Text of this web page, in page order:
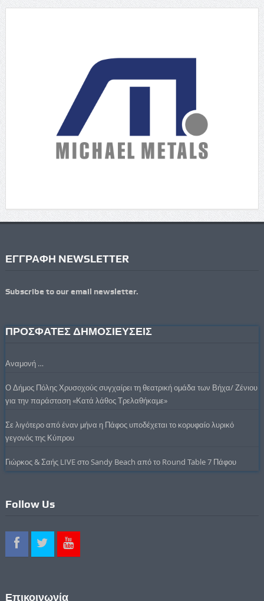
ΕΓΓΡΑΦΗ NEWSLETTER
Subscribe to our email newsletter.
ΠΡΟΣΦΑΤΕΣ ΔΗΜΟΣΙΕΥΣΕΙΣ
Αναμονή …
Ο Δήμος Πόλης Χρυσοχούς συγχαίρει τη θεατρική ομάδα των Βήχα/ Ζένιου
για την παράσταση «Κατά λάθος Τρελαθήκαμε»
Σε λιγότερο από έναν μήνα η Πάφος υποδέχεται το κορυφαίο λυρικό
γεγονός της Κύπρου
Γιώρκος & Σαής LIVE στο Sandy Beach από το Round Table 7 Πάφου
Follow Us
Επικοινωνία